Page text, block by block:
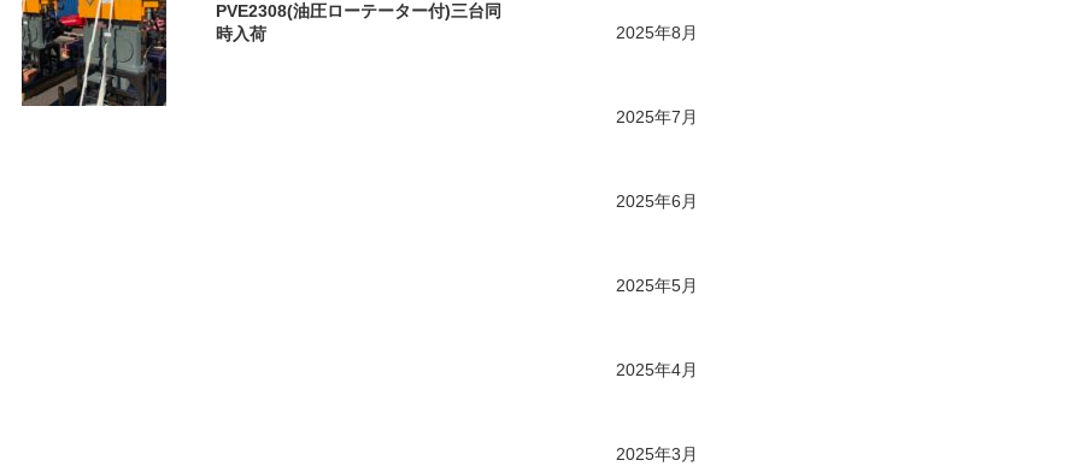
PVE2308(油圧ローテーター付)三台同
時入荷
2025年8月
2025年7月
2025年6月
2025年5月
2025年4月
2025年3月